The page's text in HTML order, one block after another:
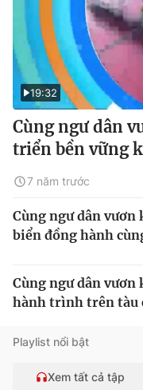
19:32
Cùng ngư dân
triển bền vững
7 năm trước
Cùng ngư dân vươn
biển đồng hành
Cùng ngư dân
hành trình trên tàu
Playlist nổi bật
Xem tất cả tập